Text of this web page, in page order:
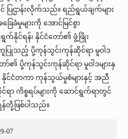
ြဌာန်းလိုက်သည်။ ရည်ရွယ်ချက်များ
ြေခံမူများကို အောင်မြင်စွာ
နိုင်ရန်၊ နိုင်ငံတော်၏ ဖွံ့ဖြိုး
သည့် ပို့ကုန်သွင်းကုန်ဆိုင်ရာ မူဝါဒ
ော်၏ ပို့ကုန်သွင်းကုန်ဆိုင်ရာ မူဝါဒများနှ
နိုင်ငံတကာ ကုန်သွယ်မှုစံများနှင့် အညီ
ရာ ကိစ္စရပ်များကို ဆောင်ရွက်ရာတွင်
တို့ဖြစ်ပါသည်။
07